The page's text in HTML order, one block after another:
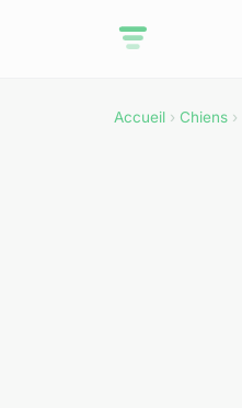
Accueil › Chiens ›